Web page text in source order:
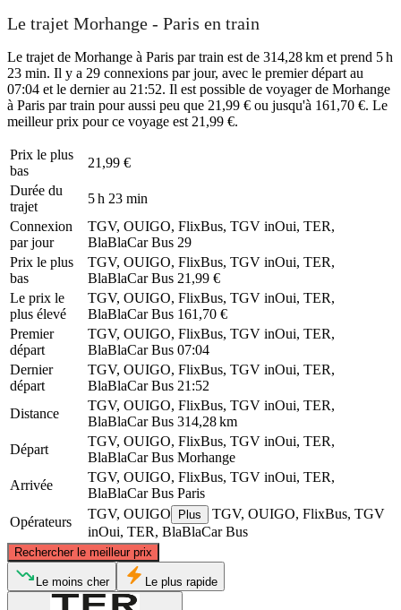
Le trajet Morhange - Paris en train
Le trajet de Morhange à Paris par train est de 314,28 km et prend 5 h
23 min. Il y a 29 connexions par jour, avec le premier départ au
07:04 et le dernier au 21:52. Il est possible de voyager de Morhange
à Paris par train pour aussi peu que 21,99 € ou jusqu'à 161,70 €. Le
meilleur prix pour ce voyage est 21,99 €.
Prix ​​le plus
bas
21,99 €
Durée du
trajet
5 h 23 min
Connexion
par jour
TGV, OUIGO, FlixBus, TGV inOui, TER,
BlaBlaCar Bus 29
Prix ​​le plus
bas
TGV, OUIGO, FlixBus, TGV inOui, TER,
BlaBlaCar Bus 21,99 €
Le prix le
plus élevé
TGV, OUIGO, FlixBus, TGV inOui, TER,
BlaBlaCar Bus 161,70 €
Premier
départ
TGV, OUIGO, FlixBus, TGV inOui, TER,
BlaBlaCar Bus 07:04
Dernier
départ
TGV, OUIGO, FlixBus, TGV inOui, TER,
BlaBlaCar Bus 21:52
Distance
TGV, OUIGO, FlixBus, TGV inOui, TER,
BlaBlaCar Bus 314,28 km
Départ
TGV, OUIGO, FlixBus, TGV inOui, TER,
BlaBlaCar Bus Morhange
Arrivée
TGV, OUIGO, FlixBus, TGV inOui, TER,
BlaBlaCar Bus Paris
Opérateurs
TGV, OUIGO Plus
TGV, OUIGO, FlixBus, TGV
inOui, TER, BlaBlaCar Bus
Rechercher le meilleur prix
©CARTO, ©
Le moins cher Le plus rapide